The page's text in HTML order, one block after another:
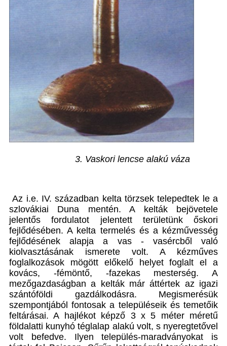
3. Vaskori lencse alakú váza
Az i.e. IV. században kelta törzsek telepedtek le a
szlovákiai Duna mentén. A kelták bejövetele
jelentős fordulatot jelentett területünk őskori
fejlődésében. A kelta termelés és a kézművesség
fejlődésének alapja a vas - vasércből való
kiolvasztásának ismerete volt. A kézműves
foglalkozások mögött előkelő helyet foglalt el a
kovács, -fémöntő, -fazekas mesterség. A
mezőgazdaságban a kelták már áttértek az igazi
szántóföldi gazdálkodásra. Megismerésük
szempontjából fontosak a településeik és temetőik
feltárásai. A hajlékot képző 3 x 5 méter méretű
földalatti kunyhó téglalap alakú volt, s nyeregtetővel
volt befedve. Ilyen település-maradványokat is